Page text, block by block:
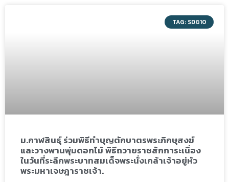
TAG: SDG10
ม.กาฬสินธุ์ ร่วมพิธีทำบุญตักบาตรพระภิกษุสงฆ์
และวางพานพุ่มดอกไม้ พิธีถวายราชสักการะเนื่อง
ในวันที่ระลึกพระบาทสมเด็จพระนั่งเกล้าเจ้าอยู่หัว
พระมหาเจษฎาราชเจ้า.